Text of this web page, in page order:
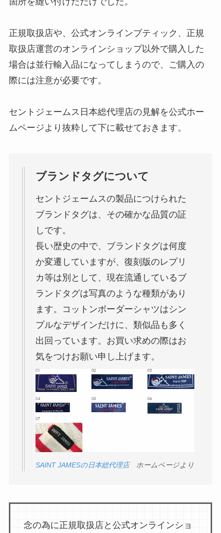
正規取扱店や、公式オンラインブティック、正規
取扱店運営のオンラインショップ以外で購入した
場合は並行輸入品になってしまうので、ご購入の
際には注意が必要です。
セントジェームス日本総代理店の見解を公式ホー
ムページより抜粋して下に載せておきます。
ブランドタグについて
セントジェームスの製品につけられた
ブランドタグは、その確かな品質の証
しです。
長い歴史の中で、ブランドタグは何度
か変遷していますが、復刻版のレプリ
カ等は別として、現在流通しているブ
ランドタグは写真のような種類があり
ます。コットンボーダーシャツはシン
プルなデザインだけに、類似品も多く
出回っています。お買い求めの際はお
気をつけお願い申し上げます。
SAINT JAMESの日本総代理店ホームページより
念の為に正規取扱店と公式オンラインショ